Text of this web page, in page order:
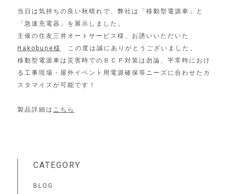
当日は気持ちの良い秋晴れで、弊社は「移動型電源車」と
「急速充電器」を展示しました。
主催の住友三井オートサービス様、お誘いいただいた
Hakobune様
この度は誠にありがとうございました。
移動型電源車は災害時でのＢＣＰ対策は勿論、平常時におけ
る工事現場・屋外イベント用電源確保等ニーズに合わせたカ
スタマイズが可能です！
製品詳細は こちら
CATEGORY
BLOG